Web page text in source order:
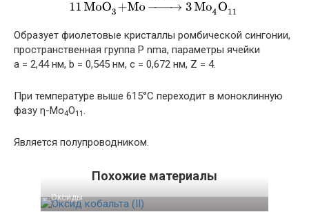
Образует фиолетовые кристаллы ромбической сингонии,
пространственная группа P nma, параметры ячейки
a = 2,44 нм, b = 0,545 нм, c = 0,672 нм, Z = 4.
При температуре выше 615°С переходит в моноклинную
фазу η-Mo4O11 .
Является полупроводником.
Похожие материалы
Оксиды‎